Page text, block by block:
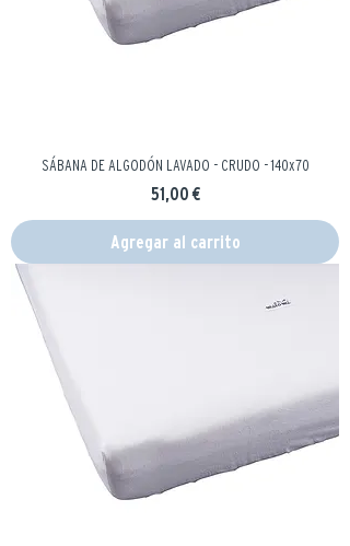
SÁBANA DE ALGODÓN LAVADO - CRUDO - 140x70
Precio
51,00 €
Agregar al carrito